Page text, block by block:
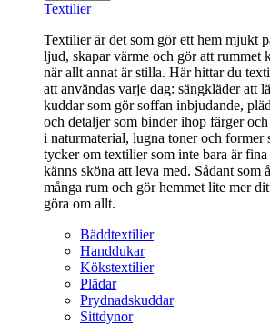
Textilier
Textilier är det som gör ett hem mjukt
ljud, skapar värme och gör att rummet
när allt annat är stilla. Här hittar du
att användas varje dag: sängkläder att
kuddar som gör soffan inbjudande,
och detaljer som binder ihop färger
i naturmaterial, lugna toner och
tycker om textilier som inte bara är fina
känns sköna att leva med. Sådant som
många rum och gör hemmet lite mer
göra om allt.
Bäddtextilier
Handdukar
Kökstextilier
Plädar
Prydnadskuddar
Sittdynor